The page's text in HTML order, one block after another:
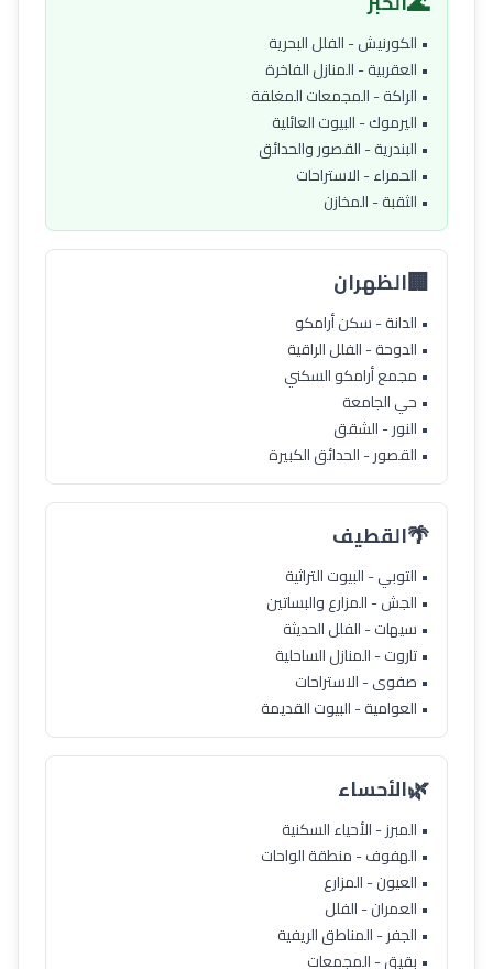
• الكورنيش - الفلل البحرية
• العقربية - المنازل الفاخرة
• الراكة - المجمعات المغلقة
• اليرموك - البيوت العائلية
• البندرية - القصور والحدائق
• الحمراء - الاستراحات
• الثقبة - المخازن
🏢الظهران
• الدانة - سكن أرامكو
• الدوحة - الفلل الراقية
• مجمع أرامكو السكني
• حي الجامعة
• النور - الشقق
• القصور - الحدائق الكبيرة
🌴القطيف
• التوبي - البيوت التراثية
• الجش - المزارع والبساتين
• سيهات - الفلل الحديثة
• تاروت - المنازل الساحلية
• صفوى - الاستراحات
• العوامية - البيوت القديمة
🌿الأحساء
• المبرز - الأحياء السكنية
• الهفوف - منطقة الواحات
• العيون - المزارع
• العمران - الفلل
• الجفر - المناطق الريفية
• بقيق - المجمعات